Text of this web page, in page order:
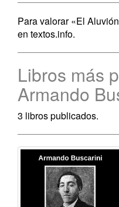
Para valorar «El
en textos.info.
Libros más
Armando
3 libros publicados.